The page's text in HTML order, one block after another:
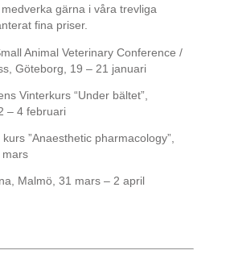
gärna i våra trevliga
fina priser.
Animal Veterinary Conference /
Göteborg, 19 – 21 januari
Vinterkurs “Under bältet”,
– 4 februari
”Anaesthetic pharmacology”,
mars
Malmö, 31 mars – 2 april